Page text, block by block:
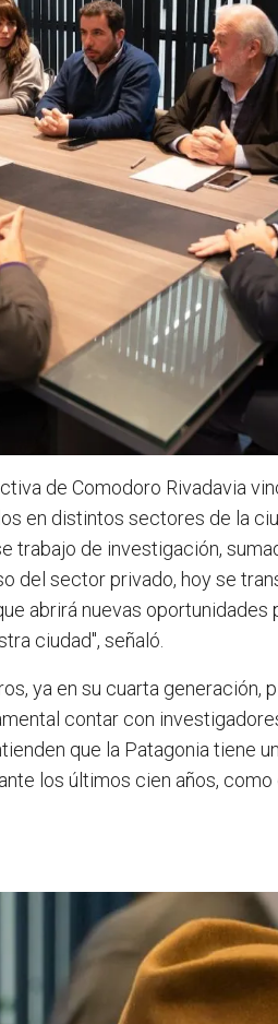
de Comodoro Rivadavia
en distintos sectores de la
trabajo de investigación,
del sector privado, hoy se
abrirá nuevas
ciudad", señaló.
ya en su cuarta generación,
contar con
que la Patagonia tiene
los últimos cien años, como